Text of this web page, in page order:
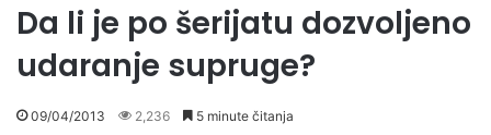
Da li je po šerijatu dozvoljeno
udaranje supruge?
09/04/2013 2,236 5 minute čitanja